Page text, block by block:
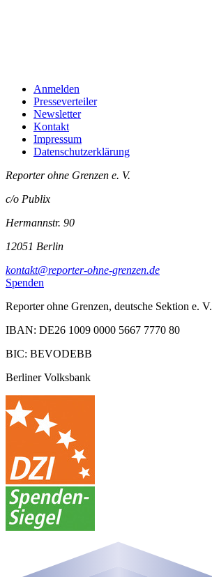
Anmelden
Presseverteiler
Newsletter
Kontakt
Impressum
Datenschutzerklärung
Reporter ohne Grenzen e. V.
c/o Publix
Hermannstr. 90
12051 Berlin
kontakt@reporter-ohne-grenzen.de
Spenden
Reporter ohne Grenzen, deutsche Sektion e. V.
IBAN: DE26 1009 0000 5667 7770 80
BIC: BEVODEBB
Berliner Volksbank